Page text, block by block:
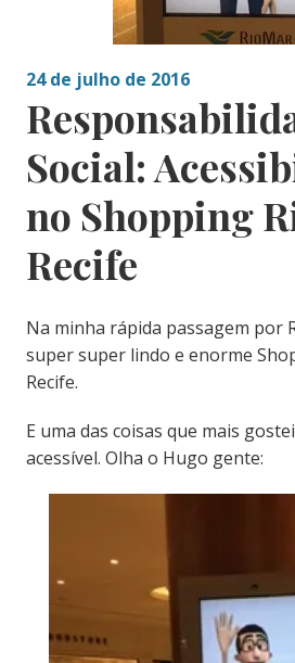
24 de julho de 2016
Social:
no Shopping
Recife
Na minha rápida passagem por
super super lindo e enorme
Recife.
E uma das coisas que mais
acessível. Olha o Hugo gente: